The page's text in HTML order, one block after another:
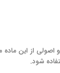
از این ماده
شود.